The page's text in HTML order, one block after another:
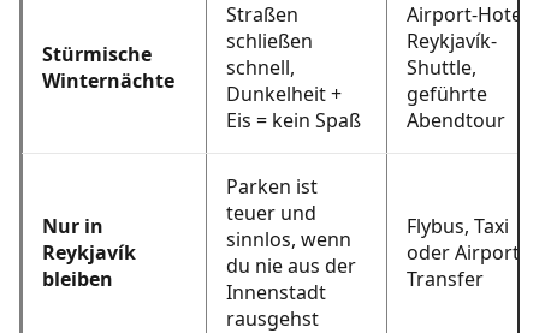
Stürmische
Winternächte
Straßen
schließen
schnell,
Dunkelheit +
Eis = kein Spaß
Airport-Hotel,
Reykjavík-
Shuttle,
geführte
Abendtour
Nur in
Reykjavík
bleiben
Parken ist
teuer und
sinnlos, wenn
du nie aus der
Innenstadt
rausgehst
Flybus, Taxi
oder Airport-
Transfer